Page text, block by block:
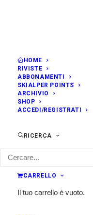
HOME
RIVISTE
ABBONAMENTI
SKIALPER POINTS
ARCHIVIO
SHOP
ACCEDI/REGISTRATI
RICERCA
CARRELLO
Il tuo carrello è vuoto.